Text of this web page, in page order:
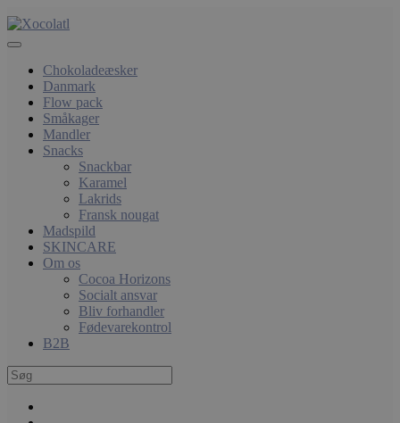
Chokoladeæsker
Danmark
Flow pack
Småkager
Mandler
Snacks
Snackbar
Karamel
Lakrids
Fransk nougat
Madspild
SKINCARE
Om os
Cocoa Horizons
Socialt ansvar
Bliv forhandler
Fødevarekontrol
B2B